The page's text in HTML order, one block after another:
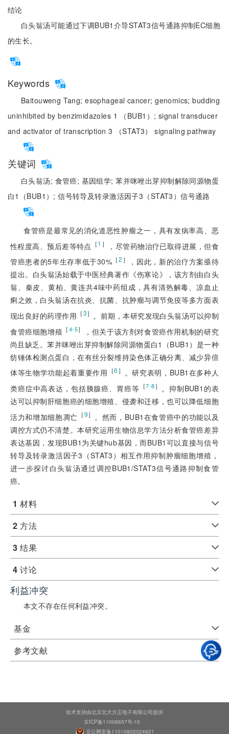
结论
白头翁汤可能通过下调BUB1介导STAT3信号通路抑制EC细胞
的生长。
Keywords
Baitouweng Tang;esophageal cancer;genomics;budding
uninhibited by benzimidazoles 1 （BUB1）; signal transducer
and activator of transcription 3 （STAT3） signaling pathway
关键词
白头翁汤; 食管癌; 基因组学;苯并咪唑出芽抑制解除同源物蛋
白1（BUB1）;信号转导及转录激活因子3（STAT3）信号通路
食管癌是最常见的消化道恶性肿瘤之一，具有发病率高、恶
性程度高、预后差等特点 ［1 ］
，尽管药物治疗已取得进展，但食
管癌患者的5年生存率低于30% ［2 ］
，因此，新的治疗方案亟待
提出。白头翁汤始载于中医经典著作《伤寒论》，该方剂由白头
翁、秦皮、黄柏、黄连共4味中药组成，具有清热解毒、凉血止
痢之效，白头翁汤在抗炎、抗菌、抗肿瘤与调节免疫等多方面表
现出良好的药理作用 ［3］ 。前期，本研究发现白头翁汤可以抑制
食管癌细胞增殖 ［4-5］
，但关于该方剂对食管癌作用机制的研究
尚且缺乏。苯并咪唑出芽抑制解除同源物蛋白1（BUB1）是一种
纺锤体检测点蛋白，在有丝分裂维持染色体正确分离、减少异倍
体等生物学功能起着重要作用 ［6 ］ 。研究表明，BUB1在多种人
类癌症中高表达，包括胰腺癌、胃癌等 ［7-8］
。抑制BUB1的表
达可以抑制肝细胞癌的细胞增殖、侵袭和迁移，也可以降低细胞
活力和增加细胞凋亡 ［9］
。然而，BUB1在食管癌中的功能以及
调控方式仍不清楚。本研究运用生物信息学方法分析食管癌差异
表达基因，发现BUB1为关键hub基因，而BUB1可以直接与信号
转导及转录激活因子3（STAT3）相互作用抑制肿瘤细胞增殖，
进一步探讨白头翁汤通过调控BUB1/STAT3信号通路抑制食管
癌。
1材料
2方法
3结果
4讨论
利益冲突
本文不存在任何利益冲突。
基金
参考文献
技术支持由北京北大方正电子有限公司提供
京ICP备11006657号-10
京公网安备11010802024621